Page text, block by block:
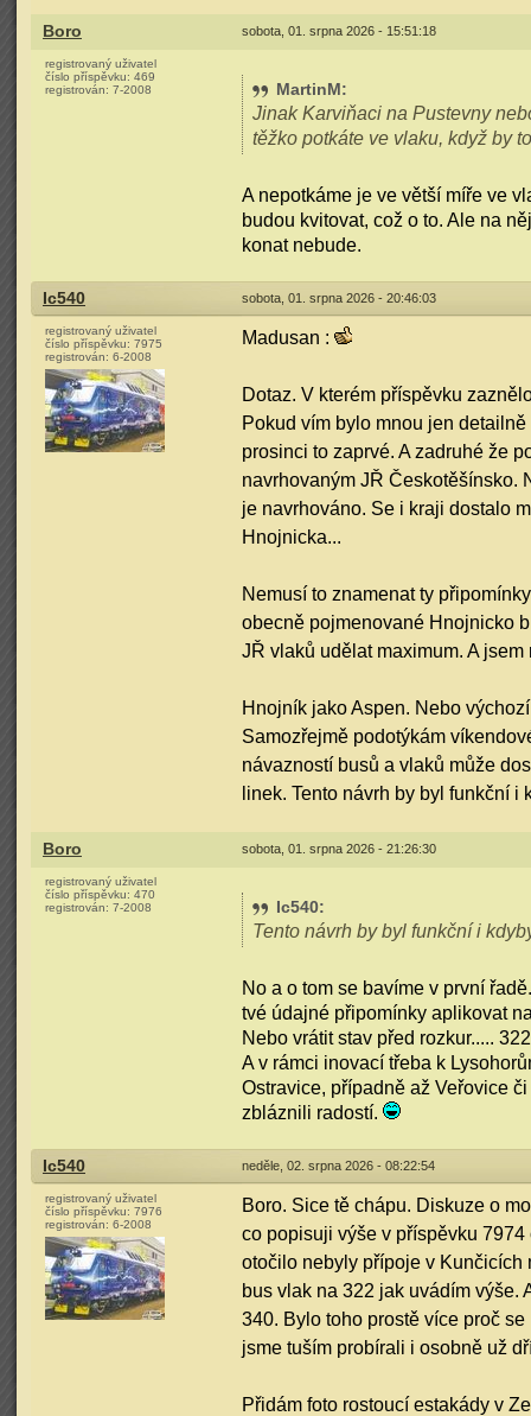
Boro sobota, 01. srpna 2026 - 15:51:18
registrovaný uživatel
číslo příspěvku: 469
registrován: 7-2008 MartinM:
Jinak Karviňaci na Pustevny
těžko potkáte ve vlaku, když by
A nepotkáme je ve větší míře ve
budou kvitovat, což o to. Ale na
konat nebude.
Ic540 sobota, 01. srpna 2026 - 20:46:03
registrovaný uživatel
číslo příspěvku: 7975
registrován: 6-2008
Madusan :
Dotaz. V kterém příspěvku
Pokud vím bylo mnou jen
prosinci to zaprvé. A zadruhé že
navrhovaným JŘ Českotěšínsko.
je navrhováno. Se i kraji dostalo
Hnojnicka...
Nemusí to znamenat ty
obecně pojmenované Hnojnicko
JŘ vlaků udělat maximum. A
Hnojník jako Aspen. Nebo
Samozřejmě podotýkám
návazností busů a vlaků může
linek. Tento návrh by byl funkční
Boro sobota, 01. srpna 2026 - 21:26:30
registrovaný uživatel
číslo příspěvku: 470
registrován: 7-2008 Ic540:
Tento návrh by byl funkční i
No a o tom se bavíme v první
tvé údajné připomínky aplikovat
Nebo vrátit stav před rozkur.....
A v rámci inovací třeba k
Ostravice, případně až Veřovice
zbláznili radostí.
Ic540 neděle, 02. srpna 2026 - 08:22:54
registrovaný uživatel
číslo příspěvku: 7976
registrován: 6-2008
Boro. Sice tě chápu. Diskuze o
co popisuji výše v příspěvku
otočilo nebyly přípoje v Kunčicích
bus vlak na 322 jak uvádím
340. Bylo toho prostě více proč
jsme tuším probírali i osobně už
Přidám foto rostoucí estakády v